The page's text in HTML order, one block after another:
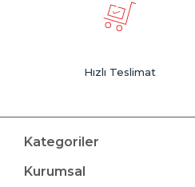
Hızlı Teslimat
Kategoriler
Kurumsal